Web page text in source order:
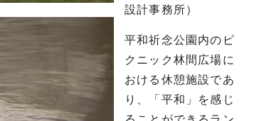
設計事務所）
平和祈念公園内のピ
クニック林間広場に
おける休憩施設であ
り、「平和」を感じ